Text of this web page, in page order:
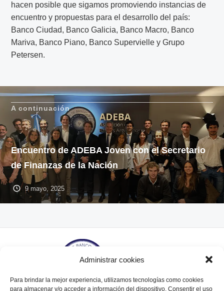
Administrar cookies
Para brindar la mejor experiencia, utilizamos tecnologías como cookies
para almacenar y/o acceder a información del dispositivo. Consentir el uso
hacen posible que sigamos promoviendo instancias de
encuentro y propuestas para el desarrollo del país:
Banco Ciudad, Banco Galicia, Banco Macro, Banco
Mariva, Banco Piano, Banco Supervielle y Grupo
Petersen.
A continuación
Encuentro de ADEBA Joven con el Secretario
de Finanzas de la Nación
9 mayo, 2025